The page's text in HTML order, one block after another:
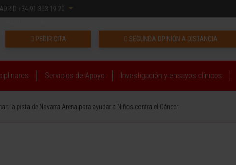
+34 91 353 19 20
SEGUNDA OPINIÓN A DISTANCIA
PEDIR CITA
Servicios de Apoyo Investigación y ensayos clínicos
la pista de Navarra Arena para ayudar a Niños contra el Cáncer